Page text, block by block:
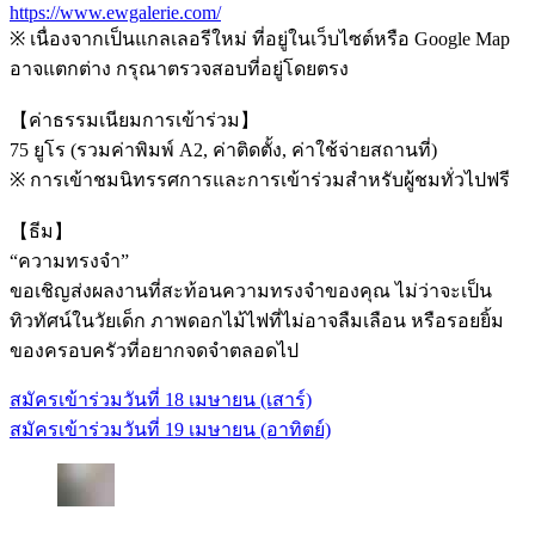
https://www.ewgalerie.com/
※ เนื่องจากเป็นแกลเลอรีใหม่ ที่อยู่ในเว็บไซต์หรือ Google Map
อาจแตกต่าง กรุณาตรวจสอบที่อยู่โดยตรง
【ค่าธรรมเนียมการเข้าร่วม】
75 ยูโร (รวมค่าพิมพ์ A2, ค่าติดตั้ง, ค่าใช้จ่ายสถานที่)
※ การเข้าชมนิทรรศการและการเข้าร่วมสำหรับผู้ชมทั่วไปฟรี
【ธีม】
“ความทรงจำ”
ขอเชิญส่งผลงานที่สะท้อนความทรงจำของคุณ ไม่ว่าจะเป็น
ทิวทัศน์ในวัยเด็ก ภาพดอกไม้ไฟที่ไม่อาจลืมเลือน หรือรอยยิ้ม
ของครอบครัวที่อยากจดจำตลอดไป
สมัครเข้าร่วมวันที่ 18 เมษายน (เสาร์)
สมัครเข้าร่วมวันที่ 19 เมษายน (อาทิตย์)